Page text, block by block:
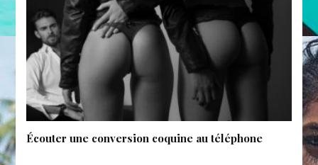
Écouter une conversion coquine au téléphone